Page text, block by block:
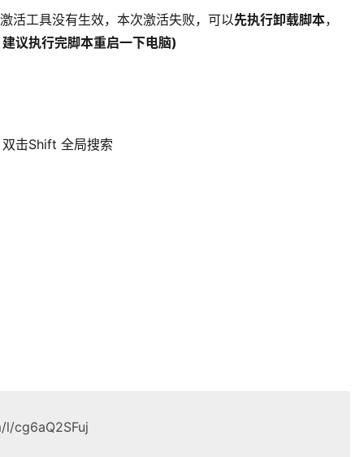
活工具没有生效，本次激活失败，可以先执行卸载脚本，
议执行完脚本重启一下电脑)
击Shift 全局搜索
l/cg6aQ2SFuj